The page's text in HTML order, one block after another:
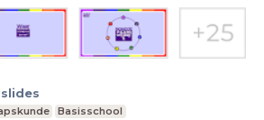
slides
Basisschool